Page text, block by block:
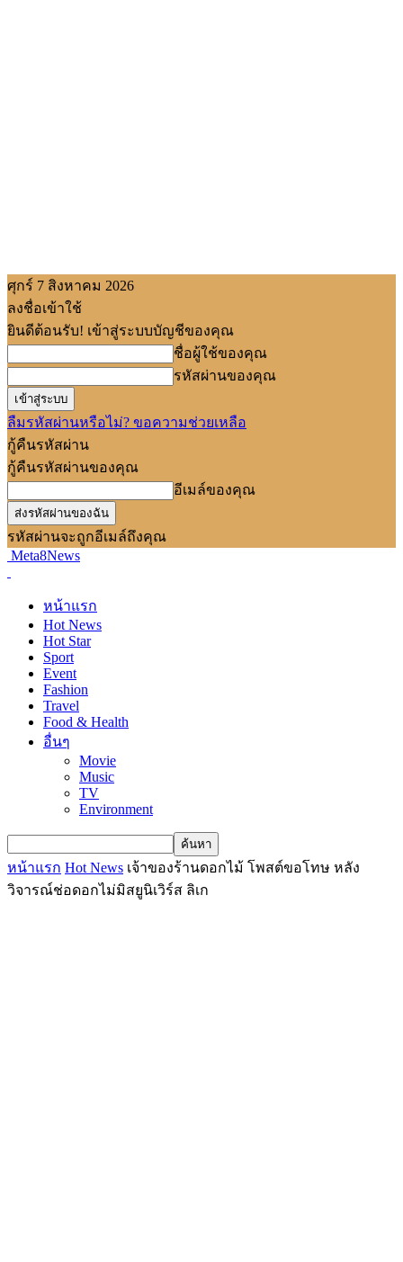
ศุกร์ 7 สิงหาคม 2026
ลงชื่อเข้าใช้
ยินดีต้อนรับ! เข้าสู่ระบบบัญชีของคุณ
ชื่อผู้ใช้ของคุณ
รหัสผ่านของคุณ
ลืมรหัสผ่านหรือไม่? ขอความช่วยเหลือ
กู้คืนรหัสผ่าน
กู้คืนรหัสผ่านของคุณ
อีเมล์ของคุณ
รหัสผ่านจะถูกอีเมล์ถึงคุณ
Meta8News
หน้าแรก
Hot News
Hot Star
Sport
Event
Fashion
Travel
Food & Health
อื่นๆ
Movie
Music
TV
Environment
หน้าแรก Hot News เจ้าของร้านดอกไม้ โพสต์ขอโทษ หลัง
วิจารณ์ช่อดอกไม่มิสยูนิเวิร์ส ลิเก